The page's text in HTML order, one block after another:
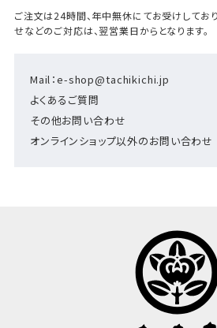
Mail：e-shop@tachikichi.jp
よくあるご質問
その他お問い合わせ
オンラインショップ以外のお問い合わせ
ご注文は24時間、年中無休にてお受けしてお
せなどのご対応は、翌営業日からとなります。